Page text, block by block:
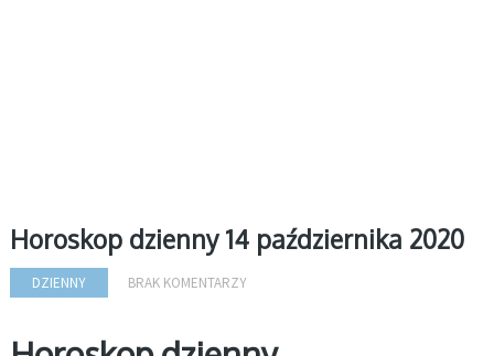
Horoskop dzienny 14 października 2020
DZIENNY BRAK KOMENTARZY